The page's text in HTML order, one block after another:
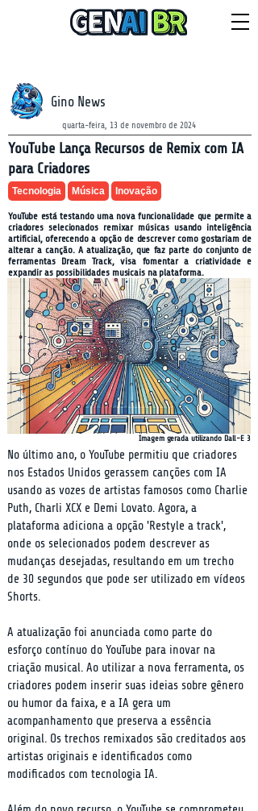
Gino News
quarta-feira, 13 de novembro de 2024
YouTube Lança Recursos de Remix com IA
para Criadores
Tecnologia Música Inovação
YouTube está testando uma nova funcionalidade que permite a
criadores selecionados remixar músicas usando inteligência
artificial, oferecendo a opção de descrever como gostariam de
alterar a canção. A atualização, que faz parte do conjunto de
ferramentas Dream Track, visa fomentar a criatividade e
expandir as possibilidades musicais na plataforma.
Imagem gerada utilizando Dall-E 3
No último ano, o YouTube permitiu que criadores
nos Estados Unidos gerassem canções com IA
usando as vozes de artistas famosos como Charlie
Puth, Charli XCX e Demi Lovato. Agora, a
plataforma adiciona a opção 'Restyle a track',
onde os selecionados podem descrever as
mudanças desejadas, resultando em um trecho
de 30 segundos que pode ser utilizado em vídeos
Shorts.
A atualização foi anunciada como parte do
esforço contínuo do YouTube para inovar na
criação musical. Ao utilizar a nova ferramenta, os
criadores podem inserir suas ideias sobre gênero
ou humor da faixa, e a IA gera um
acompanhamento que preserva a essência
original. Os trechos remixados são creditados aos
artistas originais e identificados como
modificados com tecnologia IA.